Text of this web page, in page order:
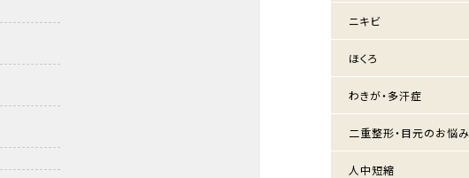
ニキビ
ほくろ
わきが・多汗症
二重整形・目元のお悩み
人中短縮